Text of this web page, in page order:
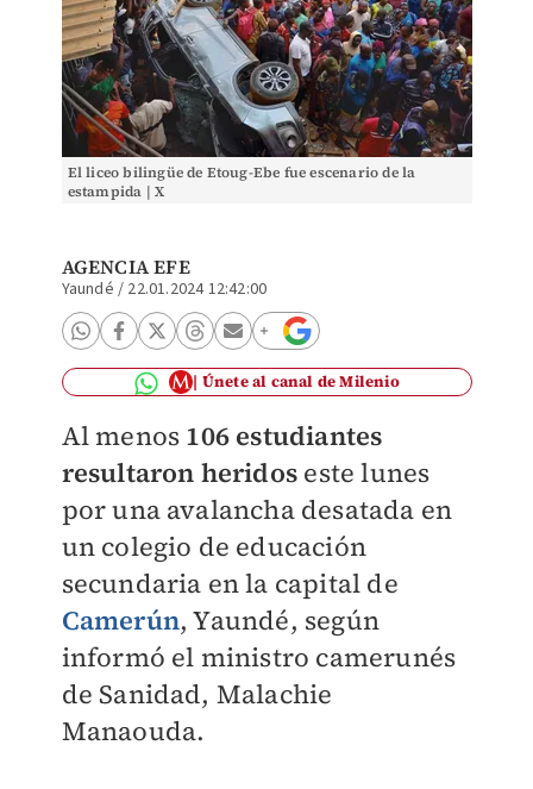
El liceo bilingüe de Etoug-Ebe fue escenario de la
estampida | X
AGENCIA EFE
Yaundé / 22.01.2024 12:42:00
Únete al canal de Milenio
Al menos 106 estudiantes
resultaron heridos este lunes
por una avalancha desatada en
un colegio de educación
secundaria en la capital de
Camerún, Yaundé, según
informó el ministro camerunés
de Sanidad, Malachie
Manaouda.